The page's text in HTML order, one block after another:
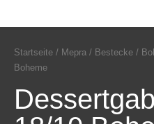
Startseite / Mepra / Bestecke /
Boheme